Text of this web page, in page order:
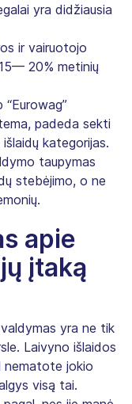
yra didžiausia
ir vairuotojo
20% metinių
padeda sekti
kategorijas.
taupymas
stebėjimo, o ne
apie
įtaką
yra ne tik
Laivyno išlaidos
nematote jokio
visą tai.